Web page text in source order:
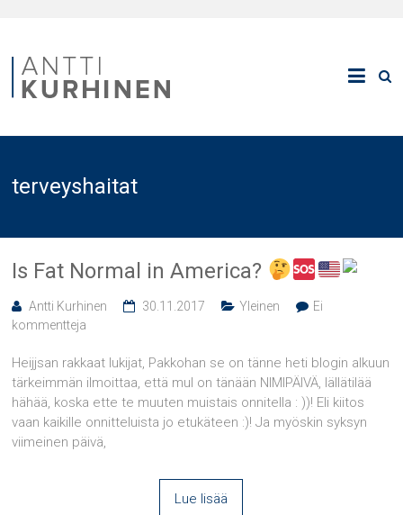
terveyshaitat
Is Fat Normal in America?
Antti Kurhinen 30.11.2017 Yleinen
Ei
kommentteja
Heijjsan rakkaat lukijat, Pakkohan se on tänne heti blogin alkuun
tärkeimmän ilmoittaa, että mul on tänään NIMIPÄIVÄ, lällätilää
hähää, koska ette te muuten muistais onnitella : ))! Eli kiitos
vaan kaikille onnitteluista jo etukäteen :)! Ja myöskin syksyn
viimeinen päivä,
Lue lisää